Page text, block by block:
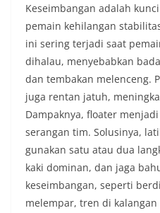
Keseimbangan adalah
pemain kehilangan
ini sering terjadi saat
dihalau, menyebabkan
dan tembakan melenceng.
juga rentan jatuh,
Dampaknya, floater
serangan tim. Solusinya,
gunakan satu atau dua
kaki dominan, dan jaga
keseimbangan, seperti
melempar, tren di kalangan